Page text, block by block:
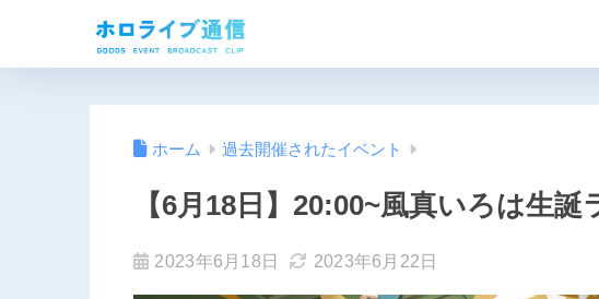
ホーム 過去開催されたイベント
【6月18日】20:00~風真いろは生誕
2023年6月18日 2023年6月22日